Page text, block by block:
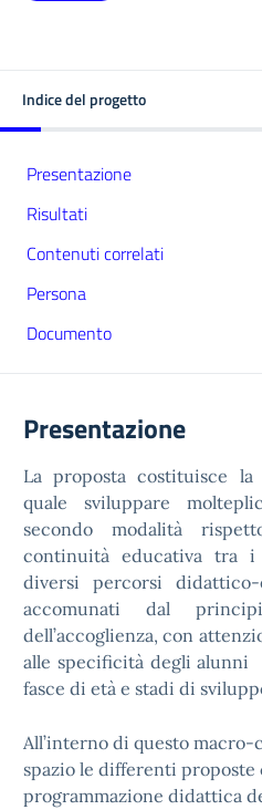
Indice del progetto
Presentazione
Risultati
Contenuti correlati
Persona
Documento
Presentazione
La proposta costituisce
quale sviluppare
secondo modalità
continuità educativa tra
diversi percorsi
accomunati dal
dell’accoglienza, con
alle specificità degli
fasce di età e stadi di
All’interno di questo
spazio le differenti proposte
programmazione didattica